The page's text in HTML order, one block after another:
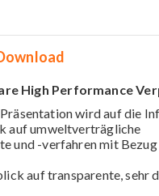
High Performance
wird auf die
auf umweltverträgliche
und -verfahren mit Bezug
auf transparente, sehr